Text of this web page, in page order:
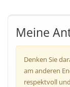
Meine
Denken Sie
am anderen
respektvoll